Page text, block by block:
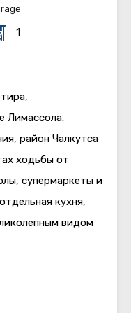
1
Лимассола.
район Чалкутса
ходьбы от
супермаркеты и
кухня,
видом